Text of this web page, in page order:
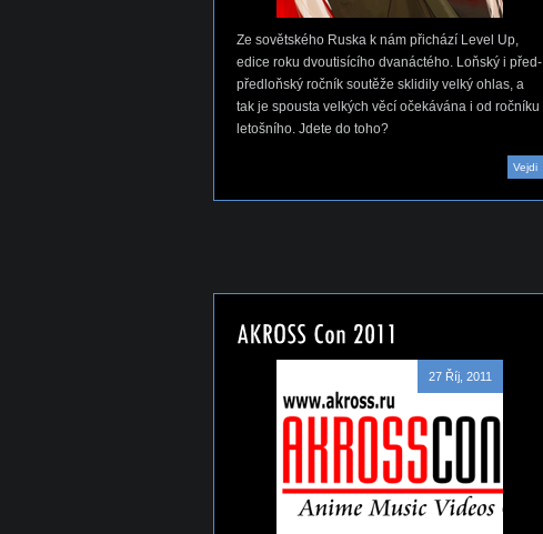
Ze sovětského Ruska k nám přichází Level Up,
edice roku dvoutisícího dvanáctého. Loňský i před-
předloňský ročník soutěže sklidily velký ohlas, a
tak je spousta velkých věcí očekávána i od ročníku
letošního. Jdete do toho?
Vejdi
27 Říj, 2011